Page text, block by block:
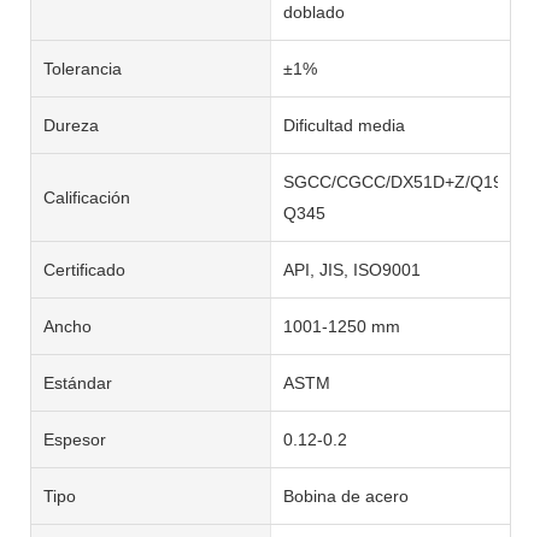
doblado
Tolerancia ±1%
Dureza Dificultad media
Calificación
SGCC/CGCC/DX51D+Z/Q195-
Q345
Certificado API, JIS, ISO9001
Ancho 1001-1250 mm
Estándar ASTM
Espesor 0.12-0.2
Tipo Bobina de acero